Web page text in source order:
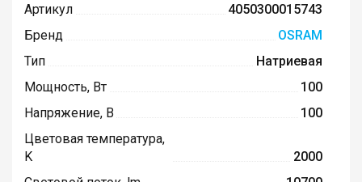
Артикул
4050300015743
Бренд
OSRAM
Тип
Натриевая
Мощность, Вт
100
Напряжение, В
100
Цветовая температура,
K
2000